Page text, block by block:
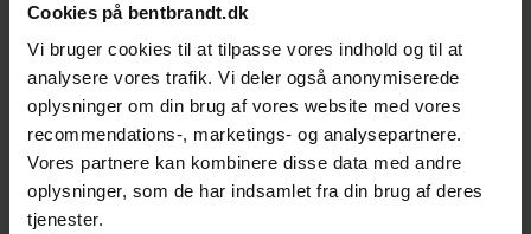
Cookies på bentbrandt.dk
Vi bruger cookies til at tilpasse vores indhold og til at
analysere vores trafik. Vi deler også anonymiserede
oplysninger om din brug af vores website med vores
recommendations-, marketings- og analysepartnere.
Vores partnere kan kombinere disse data med andre
oplysninger, som de har indsamlet fra din brug af deres
tjenester.
Snowflake SCR 130
Varenr: 88804906
Brema Isterningmaskine
Varenr: 88805615